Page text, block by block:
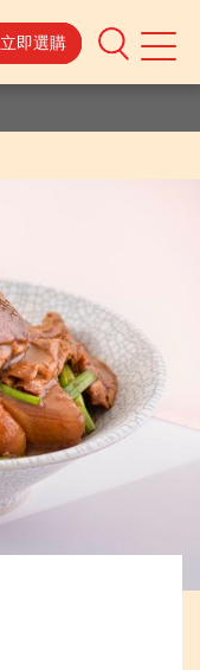
立即選購
Mobile
立即選購
立即選購
立即選購